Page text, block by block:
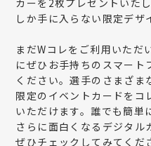
カーを2枚プレゼントいた
しか手に入らない限定デザ
まだWコレをご利用いただ
にぜひお手持ちのスマート
ください。選手のさまざ
限定のイベントカードをコ
いただけます。誰でも簡単
さらに面白くなるデジタル
ぜひチェックしてみてくだ